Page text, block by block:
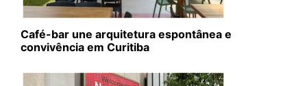
Café-bar une arquitetura espontânea e
convivência em Curitiba